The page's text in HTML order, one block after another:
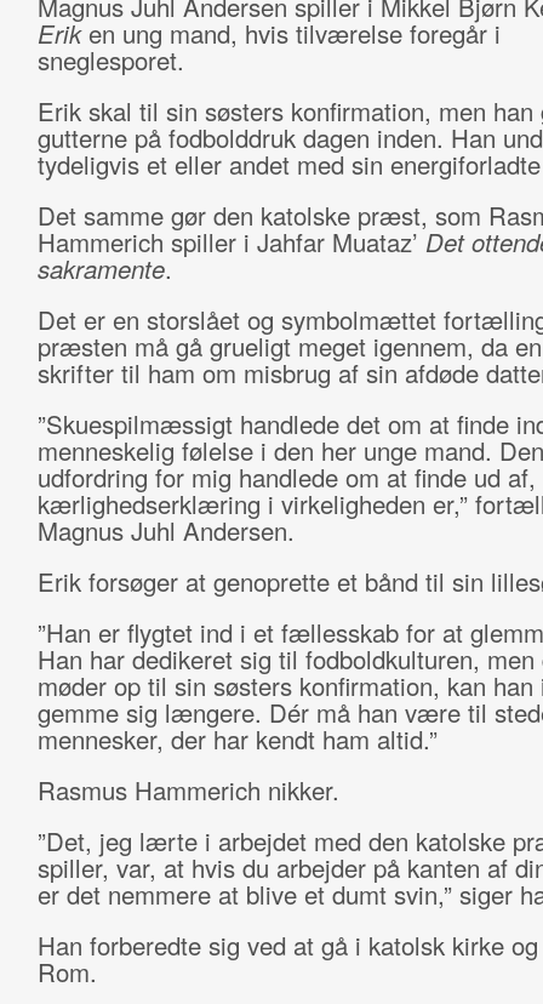
Eriken ung mand, hvis tilværelse foregår i
sneglesporet.
Erik skal til sin søsters konfirmation, men han
gutterne på fodbolddruk dagen inden. Han
tydeligvis et eller andet med sin
Det samme gør den katolske præst, som
Hammerich spiller i Jahfar Muataz’ Det
sakramente.
Det er en storslået og symbolmættet
præsten må gå grueligt meget igennem, da
skrifter til ham om misbrug af sin afdøde
”Skuespilmæssigt handlede det om at finde
menneskelig følelse i den her unge mand.
udfordring for mig handlede om at finde ud af,
kærlighedserklæring i virkeligheden er,”
Magnus Juhl Andersen.
Erik forsøger at genoprette et bånd til sin
”Han er flygtet ind i et fællesskab for at
Han har dedikeret sig til fodboldkulturen, men
møder op til sin søsters konfirmation, kan han
gemme sig længere. Dér må han være til
mennesker, der har kendt ham altid.”
Rasmus Hammerich nikker.
”Det, jeg lærte i arbejdet med den katolske
spiller, var, at hvis du arbejder på kanten af
er det nemmere at blive et dumt svin,” siger
Han forberedte sig ved at gå i katolsk kirke
Rom.